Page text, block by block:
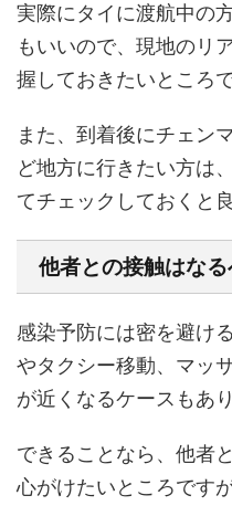
実際にタイに渡航中の
もいいので、現地のリ
握しておきたいところで
また、到着後にチェン
ど地方に行きたい方は
てチェックしておくと
他者との接触はな
感染予防には密を避け
やタクシー移動、マッ
が近くなるケースもあり
できることなら、他者
心がけたいところです